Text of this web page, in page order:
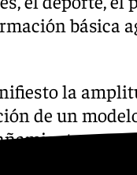
básica
la
de un
y una